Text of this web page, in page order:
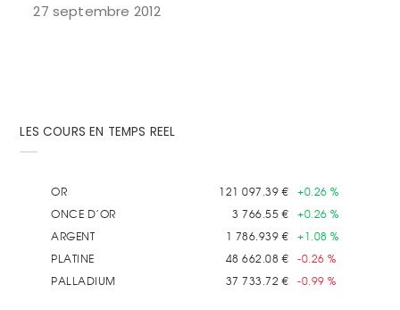
27 septembre 2012
LES COURS EN TEMPS REEL